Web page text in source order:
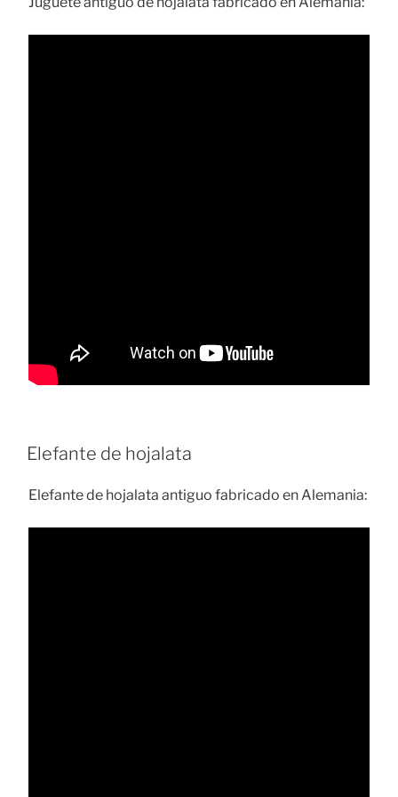
Elefante de hojalata
Elefante de hojalata antiguo fabricado en Alemania: